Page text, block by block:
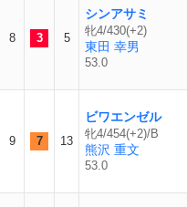
8 3 5
シンアサミ
牝4/430(+2)
東田 幸男
53.0
9 7 13
ビワエンゼル
牝4/454(+2)/B
熊沢 重文
53.0